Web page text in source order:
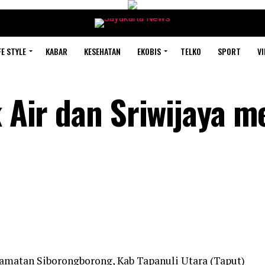
STYLE KABAR KESEHATAN EKOBIS TELKO SPORT
dan Sriwijaya
Siborongborong, Kab Tapanuli Utara (Taput)